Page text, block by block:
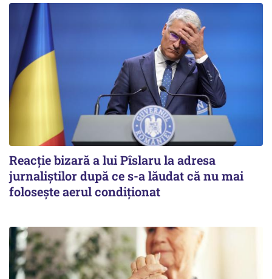
Reacție bizară a lui Pîslaru la adresa
jurnaliștilor după ce s-a lăudat că nu mai
folosește aerul condiționat